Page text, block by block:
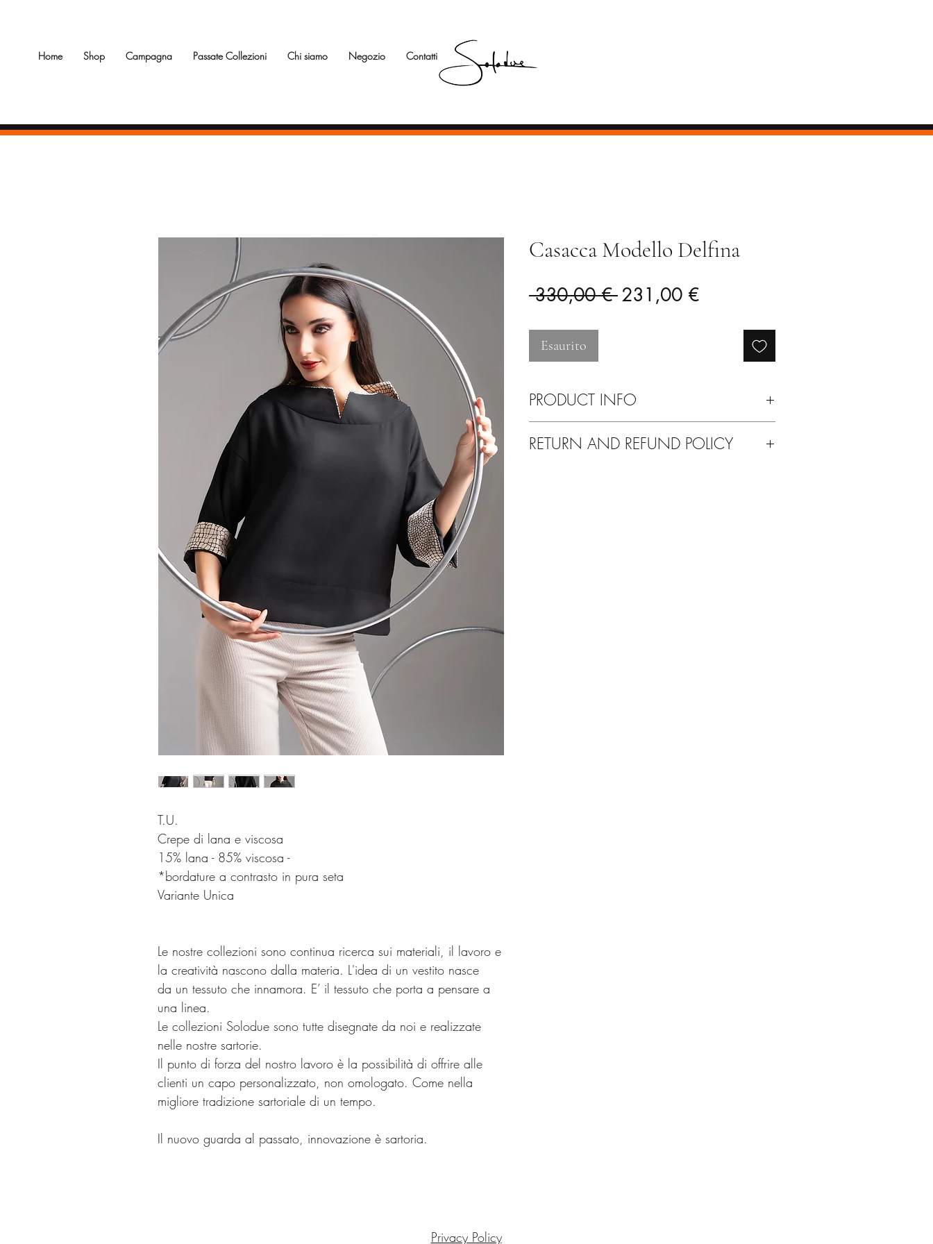
Home Shop Campagna Passate Collezioni Chi siamo Negozio Contatti
T.U.
Crepe di lana e viscosa
15% lana - 85% viscosa -
*bordature a contrasto in pura seta
Variante Unica
Le nostre collezioni sono continua ricerca sui materiali, il lavoro e
la creatività nascono dalla materia. L'idea di un vestito nasce
da un tessuto che innamora. E’ il tessuto che porta a pensare a
una linea.
Le collezioni Solodue sono tutte disegnate da noi e realizzate
nelle nostre sartorie.
Il punto di forza del nostro lavoro è la possibilità di offrire alle
clienti un capo personalizzato, non omologato. Come nella
migliore tradizione sartoriale di un tempo.
Il nuovo guarda al passato, innovazione è sartoria.
Casacca Modello Delfina
330,00 € Prezzo
231,00 €Prezzo
Esaurito
PRODUCT INFO
RETURN AND REFUND POLICY
Privacy Policy